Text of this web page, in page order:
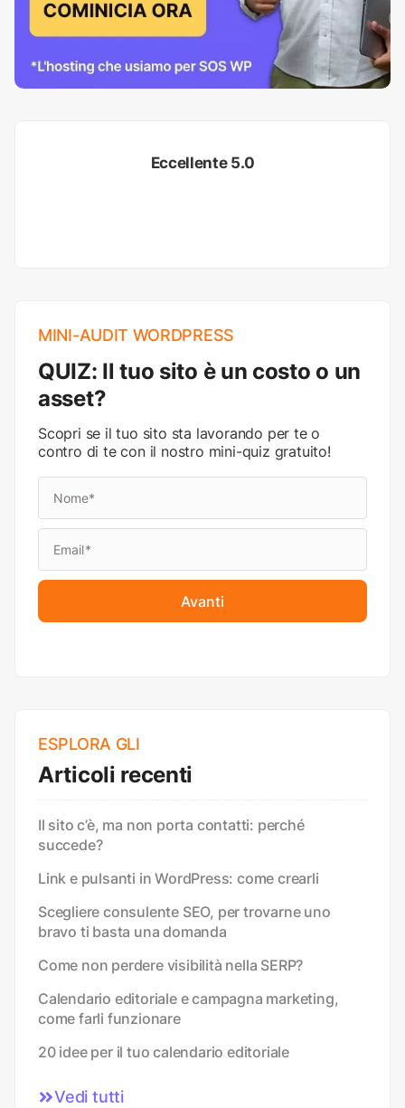
Eccellente 5.0
MINI-AUDIT WORDPRESS
QUIZ: Il tuo sito è un costo o un
asset?
Scopri se il tuo sito sta lavorando per te o
contro di te con il nostro mini-quiz gratuito!
Avanti
ESPLORA GLI
Articoli recenti
Il sito c’è, ma non porta contatti: perché
succede?
Link e pulsanti in WordPress: come crearli
Scegliere consulente SEO, per trovarne uno
bravo ti basta una domanda
Come non perdere visibilità nella SERP?
Calendario editoriale e campagna marketing,
come farli funzionare
20 idee per il tuo calendario editoriale
Vedi tutti